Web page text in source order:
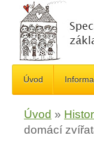
Úvod
Úvod »
domácí